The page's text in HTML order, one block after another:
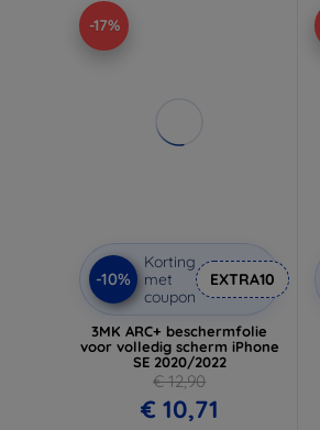
-17%
-10%
Korting
met
coupon
EXTRA10
3MK ARC+ beschermfolie
voor volledig scherm iPhone
SE 2020/2022
€ 12,90
€ 10,71